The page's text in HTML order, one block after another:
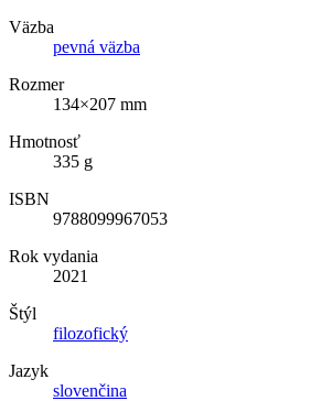
Väzba
pevná väzba
Rozmer
134×207 mm
Hmotnosť
335 g
ISBN
9788099967053
Rok vydania
2021
Štýl
filozofický
Jazyk
slovenčina